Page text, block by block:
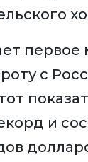
первое
с
и